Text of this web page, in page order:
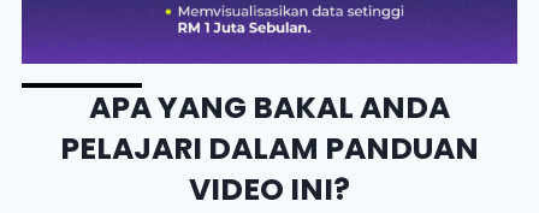
APA YANG BAKAL ANDA
PELAJARI DALAM PANDUAN
VIDEO INI?